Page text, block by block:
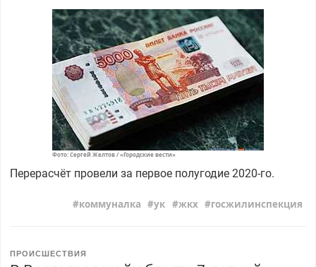
Фото: Сергей Желтов / «Городские вести»
Перерасчёт провели за первое полугодие 2020-го.
коммуналка ук жкх госжилинспекция
ПРОИСШЕСТВИЯ